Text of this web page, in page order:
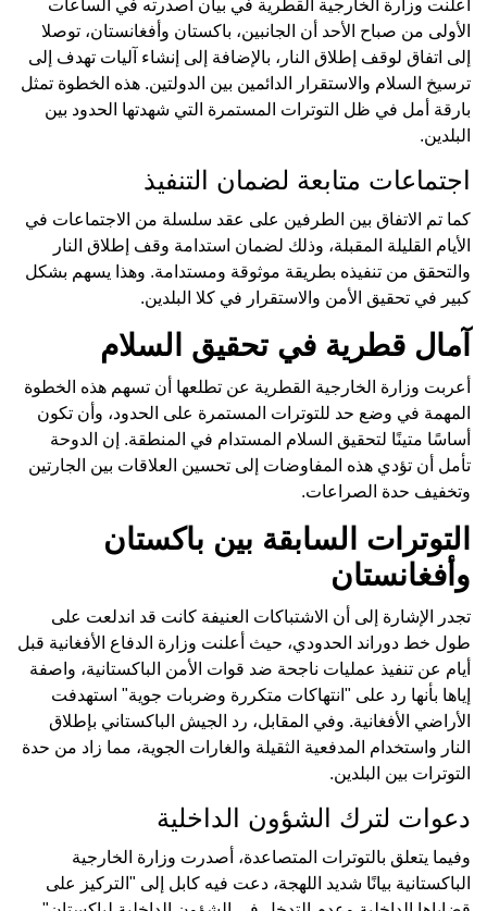
أعلنت وزارة الخارجية القطرية في بيان أصدرته في الساعات
الأولى من صباح الأحد أن الجانبين، باكستان وأفغانستان، توصلا
إلى اتفاق لوقف إطلاق النار، بالإضافة إلى إنشاء آليات تهدف إلى
ترسيخ السلام والاستقرار الدائمين بين الدولتين. هذه الخطوة تمثل
بارقة أمل في ظل التوترات المستمرة التي شهدتها الحدود بين
البلدين.
اجتماعات متابعة لضمان التنفيذ
كما تم الاتفاق بين الطرفين على عقد سلسلة من الاجتماعات في
الأيام القليلة المقبلة، وذلك لضمان استدامة وقف إطلاق النار
والتحقق من تنفيذه بطريقة موثوقة ومستدامة. وهذا يسهم بشكل
كبير في تحقيق الأمن والاستقرار في كلا البلدين.
آمال قطرية في تحقيق السلام
أعربت وزارة الخارجية القطرية عن تطلعها أن تسهم هذه الخطوة
المهمة في وضع حد للتوترات المستمرة على الحدود، وأن تكون
أساسًا متينًا لتحقيق السلام المستدام في المنطقة. إن الدوحة
تأمل أن تؤدي هذه المفاوضات إلى تحسين العلاقات بين الجارتين
وتخفيف حدة الصراعات.
التوترات السابقة بين باكستان
وأفغانستان
تجدر الإشارة إلى أن الاشتباكات العنيفة كانت قد اندلعت على
طول خط دوراند الحدودي، حيث أعلنت وزارة الدفاع الأفغانية قبل
أيام عن تنفيذ عمليات ناجحة ضد قوات الأمن الباكستانية، واصفة
إياها بأنها رد على "انتهاكات متكررة وضربات جوية" استهدفت
الأراضي الأفغانية. وفي المقابل، رد الجيش الباكستاني بإطلاق
النار واستخدام المدفعية الثقيلة والغارات الجوية، مما زاد من حدة
التوترات بين البلدين.
دعوات لترك الشؤون الداخلية
وفيما يتعلق بالتوترات المتصاعدة، أصدرت وزارة الخارجية
الباكستانية بيانًا شديد اللهجة، دعت فيه كابل إلى "التركيز على